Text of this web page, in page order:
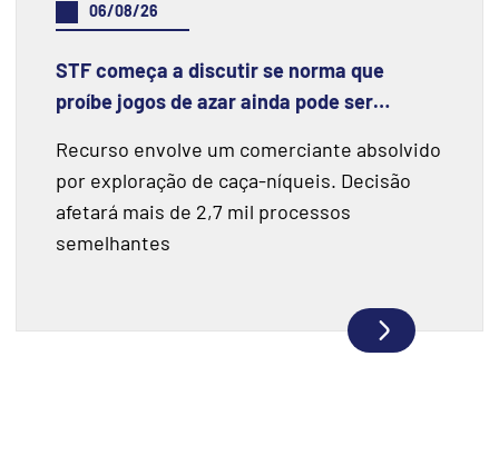
06/08/26
STF começa a discutir se norma que
proíbe jogos de azar ainda pode ser
Recurso envolve um comerciante absolvido
por exploração de caça-níqueis. Decisão
afetará mais de 2,7 mil processos
semelhantes